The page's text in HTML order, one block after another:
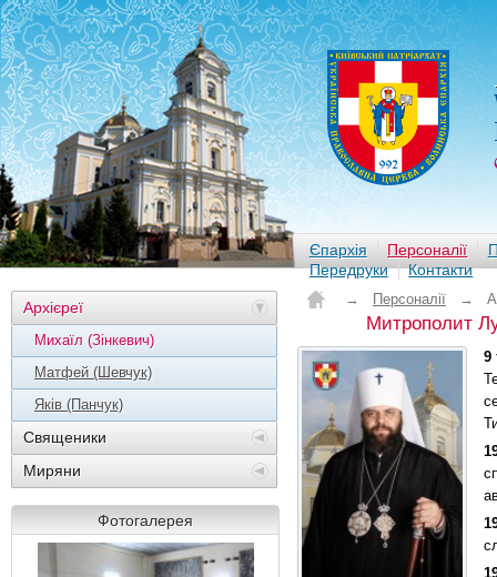
Єпархія Персоналії
Передруки
Контакти
Архієреї
Михаїл (Зінкевич)
Матфей (Шевчук)
Яків (Панчук)
Священики
Миряни
Фотогалерея
→ Персоналії →
Митрополит
9